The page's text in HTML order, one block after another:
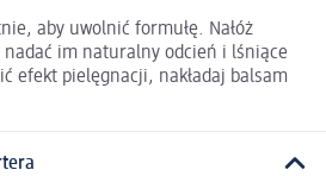
aby uwolnić formułę. Nałóż
im naturalny odcień i lśniące
efekt pielęgnacji, nakładaj balsam